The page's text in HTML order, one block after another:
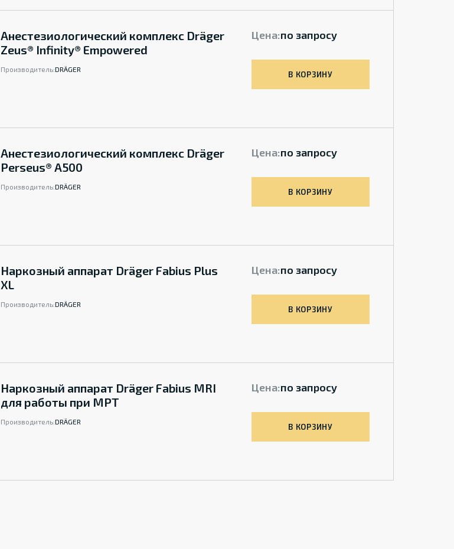
Анестезиологический комплекс Dräger
Zeus® Infinity® Empowered
Производитель:DRÄGER
Цена:по запросу
В КОРЗИНУ
Анестезиологический комплекс Dräger
Perseus® A500
Производитель:DRÄGER
Цена:по запросу
В КОРЗИНУ
Наркозный аппарат Dräger Fabius Plus
XL
Производитель:DRÄGER
Цена:по запросу
В КОРЗИНУ
Наркозный аппарат Dräger Fabius MRI
для работы при МРТ
Производитель:DRÄGER
Цена:по запросу
В КОРЗИНУ